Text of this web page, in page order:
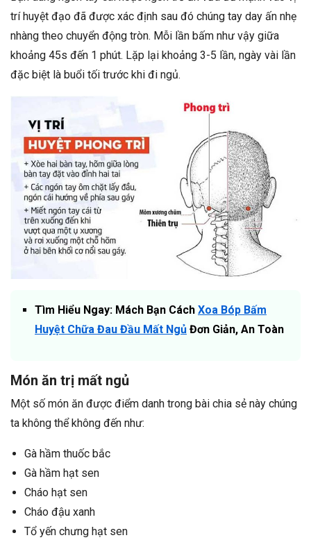
trí huyệt đạo đã được xác định sau đó chúng tay day ấn nhẹ
nhàng theo chuyển động tròn. Mỗi lần bấm như vậy giữa
khoảng 45s đến 1 phút. Lặp lại khoảng 3-5 lần, ngày vài lần
đặc biệt là buổi tối trước khi đi ngủ.
Tìm Hiểu Ngay: Mách Bạn Cách Xoa Bóp Bấm
Huyệt Chữa Đau Đầu Mất Ngủ Đơn Giản, An Toàn
Món ăn trị mất ngủ
Một số món ăn được điểm danh trong bài chia sẻ này chúng
ta không thể không đến như:
Gà hầm thuốc bắc
Gà hầm hạt sen
Cháo hạt sen
Cháo đậu xanh
Tổ yến chưng hạt sen